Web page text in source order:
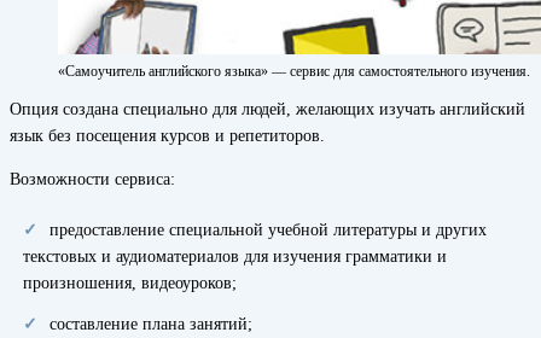
«Самоучитель английского языка» — сервис для самостоятельного изучения.
Опция создана специально для людей, желающих изучать английский
язык без посещения курсов и репетиторов.
Возможности сервиса:
предоставление специальной учебной литературы и других
текстовых и аудиоматериалов для изучения грамматики и
произношения, видеоуроков;
составление плана занятий;